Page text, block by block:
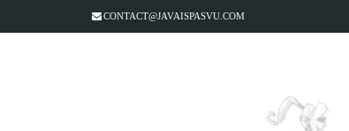
CONTACT@JAVAISPASVU.COM